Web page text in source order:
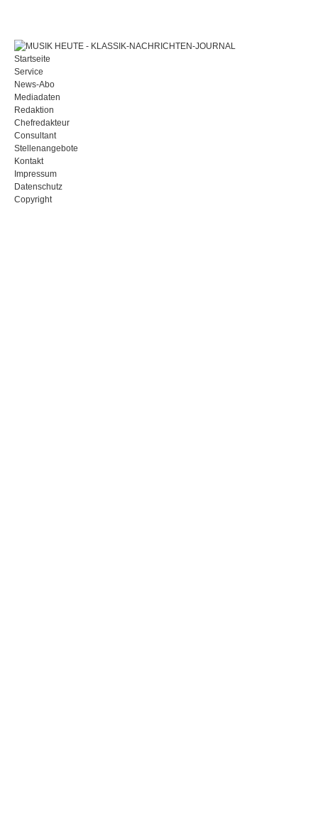
Startseite
Service
News-Abo
Mediadaten
Redaktion
Chefredakteur
Consultant
Stellenangebote
Kontakt
Impressum
Datenschutz
Copyright